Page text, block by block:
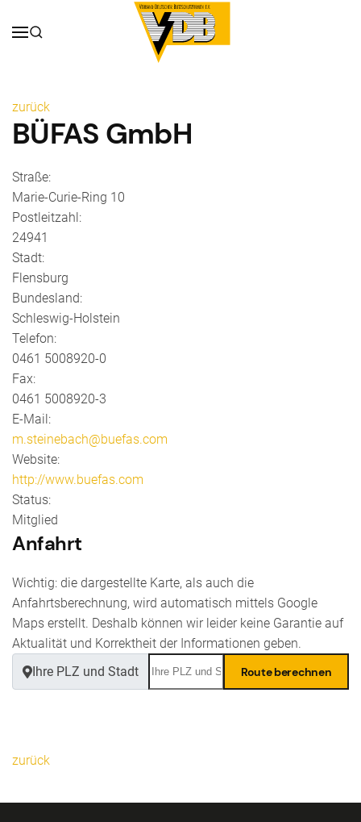
zurück
BÜFAS GmbH
Straße:
Marie-Curie-Ring 10
Postleitzahl:
24941
Stadt:
Flensburg
Bundesland:
Schleswig-Holstein
Telefon:
0461 5008920-0
Fax:
0461 5008920-3
E-Mail:
m.steinebach@buefas.com
Website:
http://www.buefas.com
Status:
Mitglied
Anfahrt
Wichtig: die dargestellte Karte, als auch die
Anfahrtsberechnung, wird automatisch mittels Google
Maps erstellt. Deshalb können wir leider keine Garantie auf
Aktualität und Korrektheit der Informationen geben.
Ihre PLZ und Stadt
zurück